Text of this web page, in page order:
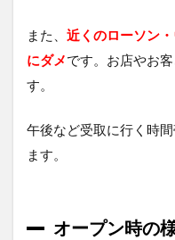
また、 近くのローソン
にダメです。お店やお
す。
午後など受取に行く時
ます。
オープン時の